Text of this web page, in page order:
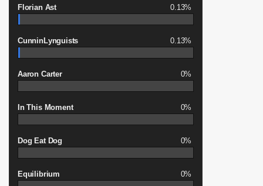
Florian Ast 0.13%
CunninLynguists 0.13%
Aaron Carter 0%
In This Moment 0%
Dog Eat Dog 0%
Equilibrium 0%